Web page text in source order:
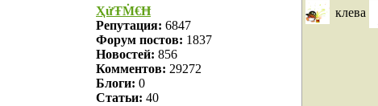
ҲửŦṀ€Ħ
Репутация: 6847
Форум постов: 1837
Новостей: 856
Комментов: 29272
Блоги: 0
Статьи: 40
клева